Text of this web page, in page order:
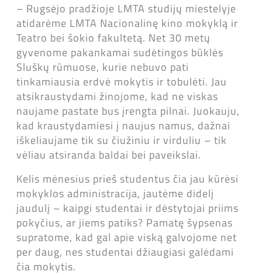
– Rugsėjo pradžioje LMTA studijų miestelyje
atidarėme LMTA Nacionalinę kino mokyklą ir
Teatro bei šokio fakultetą. Net 30 metų
gyvenome pakankamai sudėtingos būklės
Sluškų rūmuose, kurie nebuvo pati
tinkamiausia erdvė mokytis ir tobulėti. Jau
atsikraustydami žinojome, kad ne viskas
naujame pastate bus įrengta pilnai. Juokauju,
kad kraustydamiesi į naujus namus, dažnai
iškeliaujame tik su čiužiniu ir virduliu – tik
vėliau atsiranda baldai bei paveikslai.
Kelis mėnesius prieš studentus čia jau kūrėsi
mokyklos administracija, jautėme didelį
jaudulį – kaipgi studentai ir dėstytojai priims
pokyčius, ar jiems patiks? Pamatę šypsenas
supratome, kad gal apie viską galvojome net
per daug, nes studentai džiaugiasi galėdami
čia mokytis.